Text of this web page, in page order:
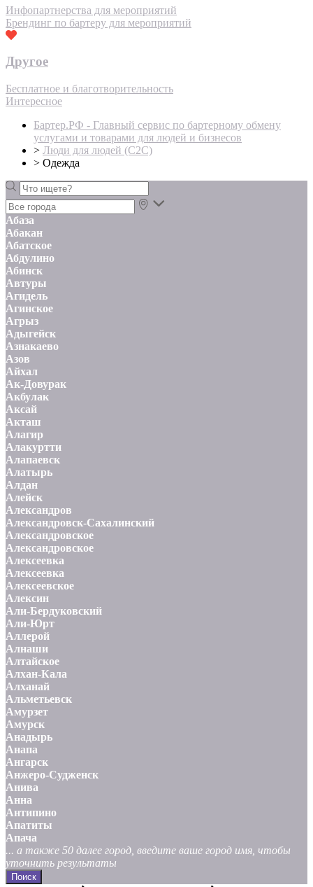
Инфопартнерства для мероприятий
Брендинг по бартеру для мероприятий
Другое
Бесплатное и благотворительность
Интересное
Бартер.РФ - Главный сервис по бартерному обмену
услугами и товарами для людей и бизнесов
> Люди для людей (С2С)
> Одежда
Абаза
Абакан
Абатское
Абдулино
Абинск
Автуры
Агидель
Агинское
Агрыз
Адыгейск
Азнакаево
Азов
Айхал
Ак-Довурак
Акбулак
Аксай
Акташ
Алагир
Алакуртти
Алапаевск
Алатырь
Алдан
Алейск
Александров
Александровск-Сахалинский
Александровское
Александровское
Алексеевка
Алексеевка
Алексеевское
Алексин
Али-Бердуковский
Али-Юрт
Аллерой
Алнаши
Алтайское
Алхан-Кала
Алханай
Альметьевск
Амурзет
Амурск
Анадырь
Анапа
Ангарск
Анжеро-Судженск
Анива
Анна
Антипино
Апатиты
Апача
... а также 50 далее город, введите ваше город имя, чтобы
уточнить результаты
Поиск